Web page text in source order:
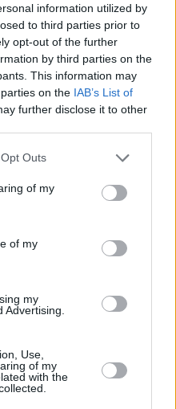
information utilized by
to third parties prior to
opt-out of the further
by third parties on the
This information may
on the IAB’s List of
further disclose it to other
Outs
of my
of my
my
Advertising.
Use,
of my
with the
ritenute maggiormente
a specifiche autorizzazioni.
del comparto chimico
dell’autorizzazione, alle
e utilizzatori di pigmenti
e mutagene
importante impatto sulla
cancerogene per
per la Ricerca sul
paesi industrializzati circa il
prevenzione per tutelare la
di tali sostanze con
e collaudarle può